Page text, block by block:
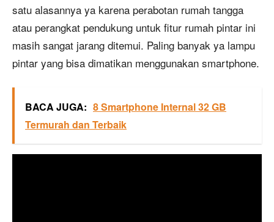
satu alasannya ya karena perabotan rumah tangga
atau perangkat pendukung untuk fitur rumah pintar ini
masih sangat jarang ditemui. Paling banyak ya lampu
pintar yang bisa dimatikan menggunakan smartphone.
BACA JUGA: 8 Smartphone Internal 32 GB
Termurah dan Terbaik